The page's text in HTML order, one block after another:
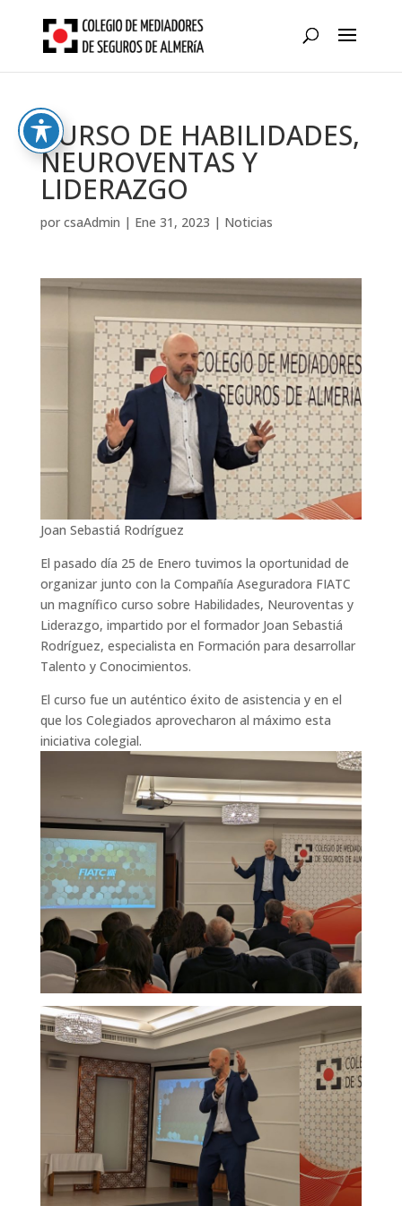
content
CURSO DE HABILIDADES,
NEUROVENTAS Y
LIDERAZGO
por csaAdmin | Ene 31, 2023 | Noticias
Joan Sebastiá Rodríguez
El pasado día 25 de Enero tuvimos la oportunidad de
organizar junto con la Compañía Aseguradora FIATC
un magnífico curso sobre Habilidades, Neuroventas y
Liderazgo, impartido por el formador Joan Sebastiá
Rodríguez, especialista en Formación para desarrollar
Talento y Conocimientos.
El curso fue un auténtico éxito de asistencia y en el
que los Colegiados aprovecharon al máximo esta
iniciativa colegial.